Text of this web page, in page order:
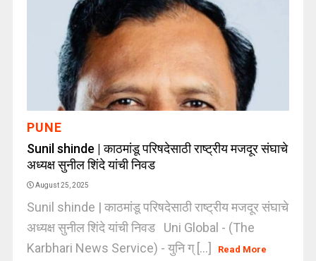
PUNE
Sunil shinde | काठमांडू परिषदेसाठी राष्ट्रीय मजदूर संघाचे
अध्यक्ष सुनील शिंदे यांची निवड
August 25, 2025
Sunil shinde | काठमांडू परिषदेसाठी राष्ट्रीय मजदूर संघाचे
अध्यक्ष सुनील शिंदे यांची निवड Uni Global - (The
Karbhari News Service) - युनि ग् [...]
Read More